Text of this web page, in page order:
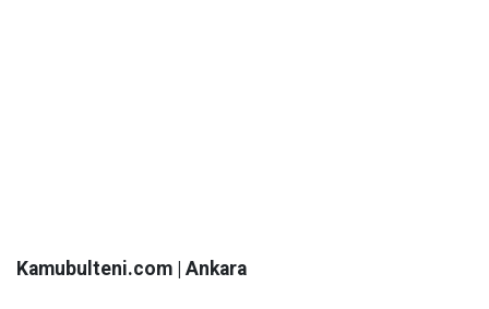
Kamubulteni.com | Ankara